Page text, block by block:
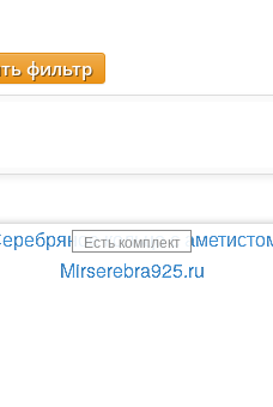
фильтр
Есть комплект